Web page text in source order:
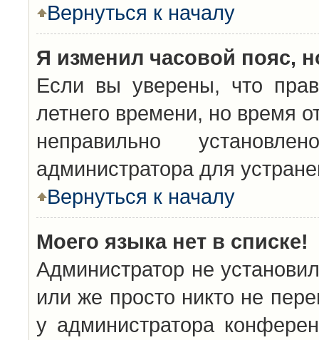
Вернуться к началу
Я изменил часовой пояс,
Если вы уверены, что
летнего времени, но время
неправильно
администратора для
Вернуться к началу
Моего языка нет в списке!
Администратор не
или же просто никто не
у администратора